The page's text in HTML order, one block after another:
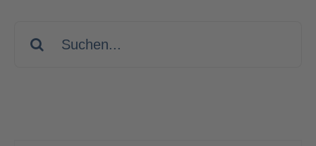
nach: